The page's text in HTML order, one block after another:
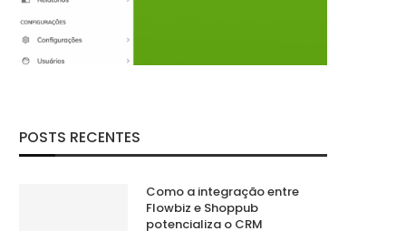
POSTS RECENTES
Como a integração entre
Flowbiz e Shoppub
potencializa o CRM